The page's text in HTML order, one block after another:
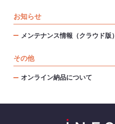
お知らせ
メンテナンス情報（クラウド版）
その他
オンライン納品について